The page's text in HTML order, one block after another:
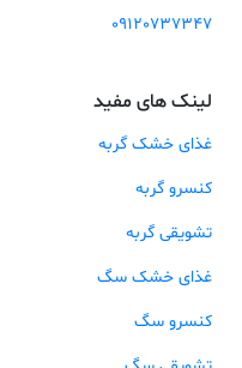
09120737347
لینک های مفید
غذای خشک گربه
کنسرو گربه
تشویقی گربه
غذای خشک سگ
کنسرو سگ